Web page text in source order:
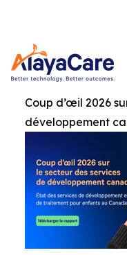
Coup d’œil 2026
développement